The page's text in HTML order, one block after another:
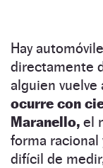
Hay
directamente
alguien vuelve
ocurre con
Maranello, el
forma racional
difícil de